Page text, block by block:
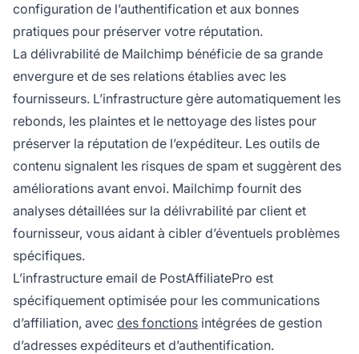
configuration de l’authentification et aux bonnes
pratiques pour préserver votre réputation.
La délivrabilité de Mailchimp bénéficie de sa grande
envergure et de ses relations établies avec les
fournisseurs. L’infrastructure gère automatiquement les
rebonds, les plaintes et le nettoyage des listes pour
préserver la réputation de l’expéditeur. Les outils de
contenu signalent les risques de spam et suggèrent des
améliorations avant envoi. Mailchimp fournit des
analyses détaillées sur la délivrabilité par client et
fournisseur, vous aidant à cibler d’éventuels problèmes
spécifiques.
L’infrastructure email de PostAffiliatePro est
spécifiquement optimisée pour les communications
d’affiliation, avec des fonctions intégrées de gestion
d’adresses expéditeurs et d’authentification.